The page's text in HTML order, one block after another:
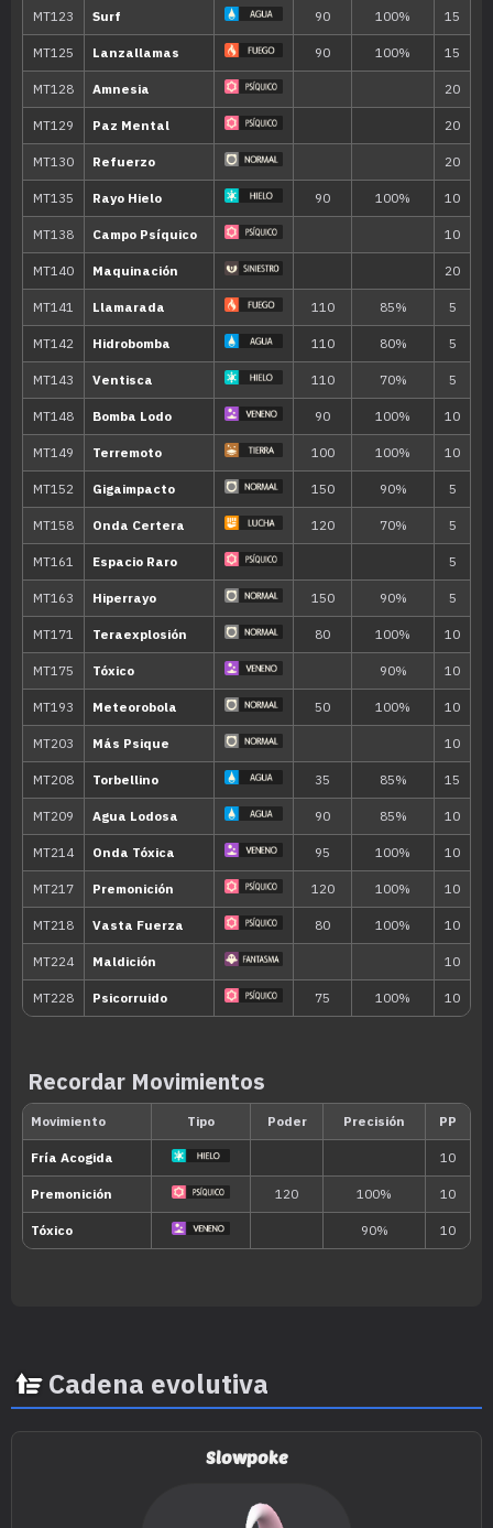
Evo Conjuro Funesto 80
--- Maquinación
--- Joya de Luz 80
--- Maldición
--- Contoneo
--- Gruñido
--- Placaje 40
--- Ácido 40
9 Bostezo
12 Confusión 50
15 Anulación
18 Hidropulso 60
21 Golpe Cabeza 70
24 Cabezazo Zen 80
27 Amnesia
30 Surf 90
33 Relajo
36 Psíquico 90
39 Más Psique
45 Pulso Cura
Movimiento Tipo Poder
Tambor
Recordar Movimientos
Cadena evolutiva
Slowpoke